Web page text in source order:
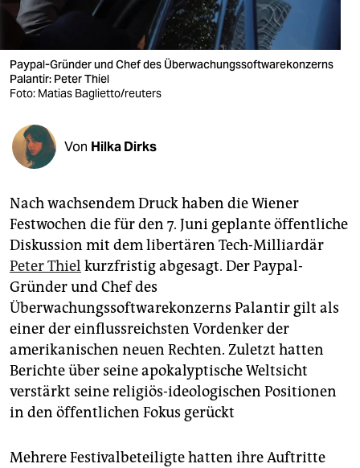
shop
fragen & hilfe
unterstützen
genossenschaft
epaper login
Paypal-Gründer und Chef des Überwachungssoftwarekonzerns
Palantir: Peter Thiel
Foto: Matias Baglietto/reuters
Von Hilka Dirks
Nach wachsendem Druck haben die Wiener
Festwochen die für den 7. Juni geplante öffentliche
Diskussion mit dem libertären Tech-Milliardär
Peter Thiel kurzfristig abgesagt. Der Paypal-
Gründer und Chef des
Überwachungssoftwarekonzerns Palantir gilt als
einer der einflussreichsten Vordenker der
amerikanischen neuen Rechten. Zuletzt hatten
Berichte über seine apokalyptische Weltsicht
verstärkt seine religiös-ideologischen Positionen
in den öffentlichen Fokus gerückt
Mehrere Festivalbeteiligte hatten ihre Auftritte